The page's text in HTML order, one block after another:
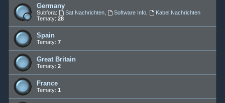
Germany
Subfora: Sat Nachrichten, Software Info,
Kabel Nachrichten
Tematy: 28
Spain
Tematy: 7
Great Britain
Tematy: 2
France
Tematy: 1